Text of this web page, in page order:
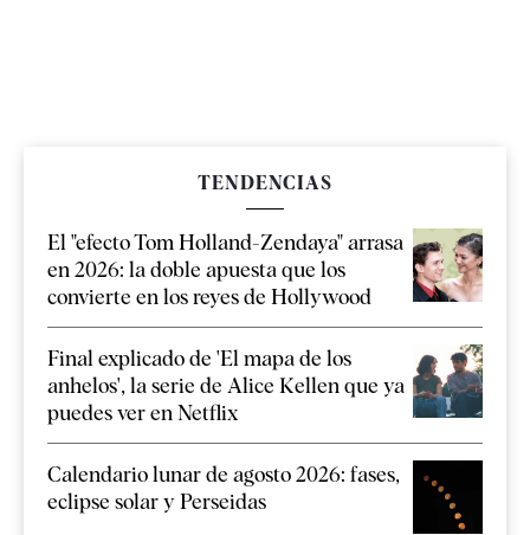
TENDENCIAS
El "efecto Tom Holland-Zendaya" arrasa
en 2026: la doble apuesta que los
convierte en los reyes de Hollywood
Final explicado de 'El mapa de los
anhelos', la serie de Alice Kellen que ya
puedes ver en Netflix
Calendario lunar de agosto 2026: fases,
eclipse solar y Perseidas